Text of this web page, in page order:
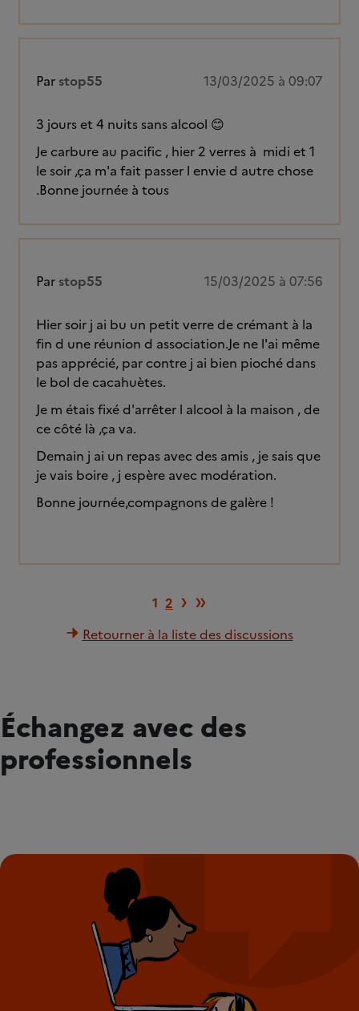
Par stop55 13/03/2025 à 09:07
3 jours et 4 nuits sans alcool 😊
Je carbure au pacific , hier 2 verres à midi et 1
le soir ,ça m'a fait passer l envie d autre chose
.Bonne journée à tous
Par stop55 15/03/2025 à 07:56
Hier soir j ai bu un petit verre de crémant à la
fin d une réunion d association.Je ne l'ai même
pas apprécié, par contre j ai bien pioché dans
le bol de cacahuètes.
Je m étais fixé d'arrêter l alcool à la maison , de
ce côté là ,ça va.
Demain j ai un repas avec des amis , je sais que
je vais boire , j espère avec modération.
Bonne journée,compagnons de galère !
1 2 Page suivante
› Dernière page
»
Retourner à la liste des discussions
Échangez avec des
professionnels